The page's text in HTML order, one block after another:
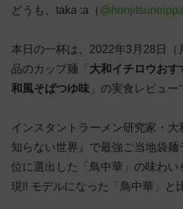
どうも、taka :a（
本日の一杯は、2022年3月28日（
品のカップ麺「 大和イチロウおす
和風そばつゆ味 」の実食レビュー
インスタントラーメン研究家・
知らない世界』で最強ご当地袋麺
位に選出した「鳥中華」の味わい
現!! モデルになった「鳥中華」